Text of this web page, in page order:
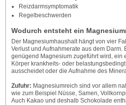
Reizdarmsymptomatik
Regelbeschwerden
Wodurch entsteht ein
Der Magnesiumhaushalt hängt von vier
Verlust und Aufnahmerate aus dem Darm.
genügend Magnesium zugeführt wird, ein
Körper krankheits- oder
ausscheidet oder die Aufnahme des
Zufuhr: Magnesiumreich sind vor allem
wie zum Beispiel Nüsse, Samen,
Auch Kakao und deshalb Schokolade